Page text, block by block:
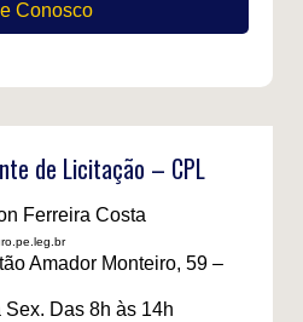
Conosco
de Licitação – CPL
Ferreira Costa
Amador Monteiro, 59 –
Sex. Das 8h às 14h